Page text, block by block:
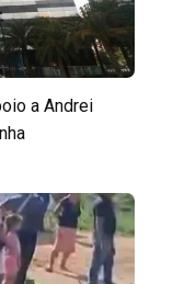
a Andrei